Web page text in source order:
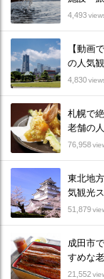
4,493
【動画
の人気
4,830
札幌で
老舗の
76,958
東北地
気観光
51,879
成田市
すめな
21,552